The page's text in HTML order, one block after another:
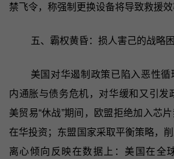
禁飞令，称强制更换设备将导致救援效
五、霸权黄昏：损人害己的战略
美国对华遏制政策已陷入恶性循
内通胀与债务危机，对华缓和又引发
美贸易“休战”期间，欧盟拒绝加入芯
在华投资；东盟国家采取平衡策略，
离心倾向反映在数据上：美国在全